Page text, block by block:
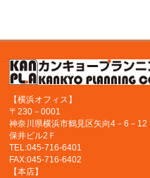
【横浜オフィス】
〒230－0001
神奈川県横浜市鶴見区矢向4－6－12
保井ビル2Ｆ
TEL:045-716-6401
FAX:045-716-6402
【本店】